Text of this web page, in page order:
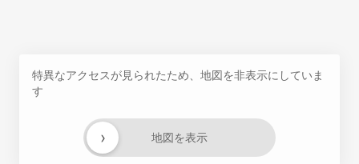
特異なアクセスが見られたため、地図を非表示にしていま
す
地図を表示
›